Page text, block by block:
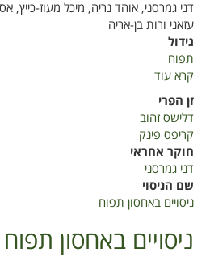
דני גמרסני, אוהד נריה, מיכל מעוז-כייץ,
עזאני ורות בן-אריה
גידול
תפוח
קרא עוד
תפוח
זן הפרי
דלישס זהוב
קריפס פינק
חוקר אחראי
דני גמרסני
שם הניסוי
ניסויים באחסון תפוח
ניסויים באחסון תפוח